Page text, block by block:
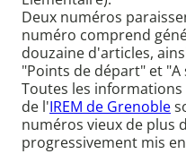
Deux numéros
numéro comprend
douzaine d'articles,
"Points de départ" et "A
Toutes les
de l'IREM de Grenoble
numéros vieux de plus
progressivement mis